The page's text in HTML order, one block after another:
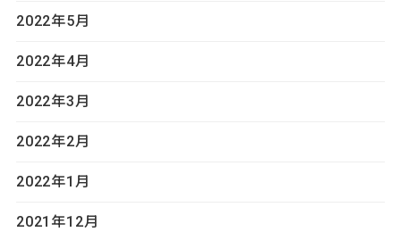
2022年5月
2022年4月
2022年3月
2022年2月
2022年1月
2021年12月